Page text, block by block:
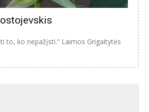
to, ko nepažįsti.“ Laimos Grigaitytės